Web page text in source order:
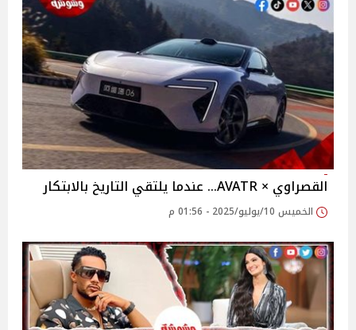
القصراوي × AVATR… عندما يلتقي التاريخ بالابتكار
الخميس 10/يوليو/2025 - 01:56 م